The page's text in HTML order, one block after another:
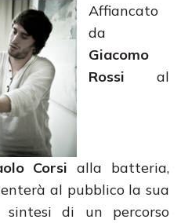
Affiancato
da
Giacomo
Rossi al
Corsi alla batteria,
al pubblico la sua
di un percorso